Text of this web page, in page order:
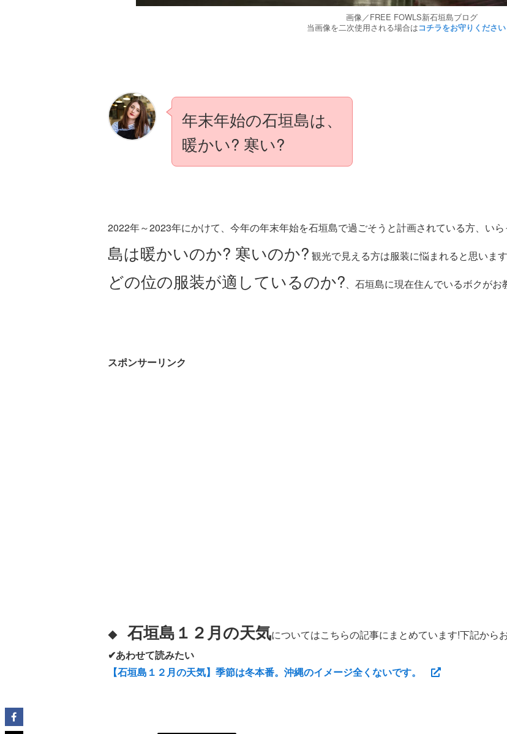
画像／FREE FOWLS新石垣島ブログ
当画像を二次使用される場合はコチラをお守りください
年末年始の石垣島は、
暖かい? 寒い?
2022年～2023年にかけて、今年の年末年始を石垣島で過ごそうと計画されている方、いら
島は暖かいのか? 寒いのか? 観光で見える方は服装に悩まれると思います
どの位の服装が適しているのか?、石垣島に現在住んでいるボクがお
スポンサーリンク
◆ 石垣島１２月の天気についてはこちらの記事にまとめています!下記から
✔あわせて読みたい
【石垣島１２月の天気】季節は冬本番。沖縄のイメージ全くないです。